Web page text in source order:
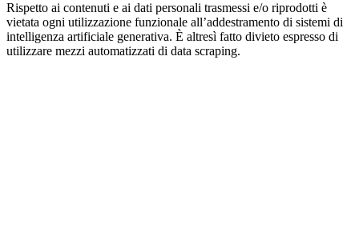
Rispetto ai contenuti e ai dati personali trasmessi e/o riprodotti è
vietata ogni utilizzazione funzionale all’addestramento di sistemi di
intelligenza artificiale generativa. È altresì fatto divieto espresso di
utilizzare mezzi automatizzati di data scraping.